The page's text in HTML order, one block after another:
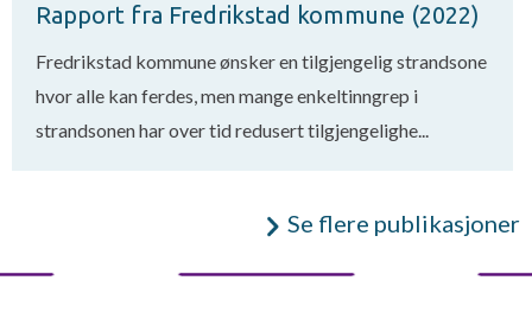
Rapport fra Fredrikstad kommune (2022)
Fredrikstad kommune ønsker en tilgjengelig strandsone
hvor alle kan ferdes, men mange enkeltinngrep i
strandsonen har over tid redusert tilgjengelighe...
Se flere publikasjoner